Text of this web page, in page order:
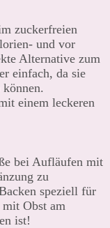
zuckerfreien
und vor
Alternative zum
einfach, da sie
einem leckeren
bei Aufläufen mit
zu
speziell für
Obst am
ist!